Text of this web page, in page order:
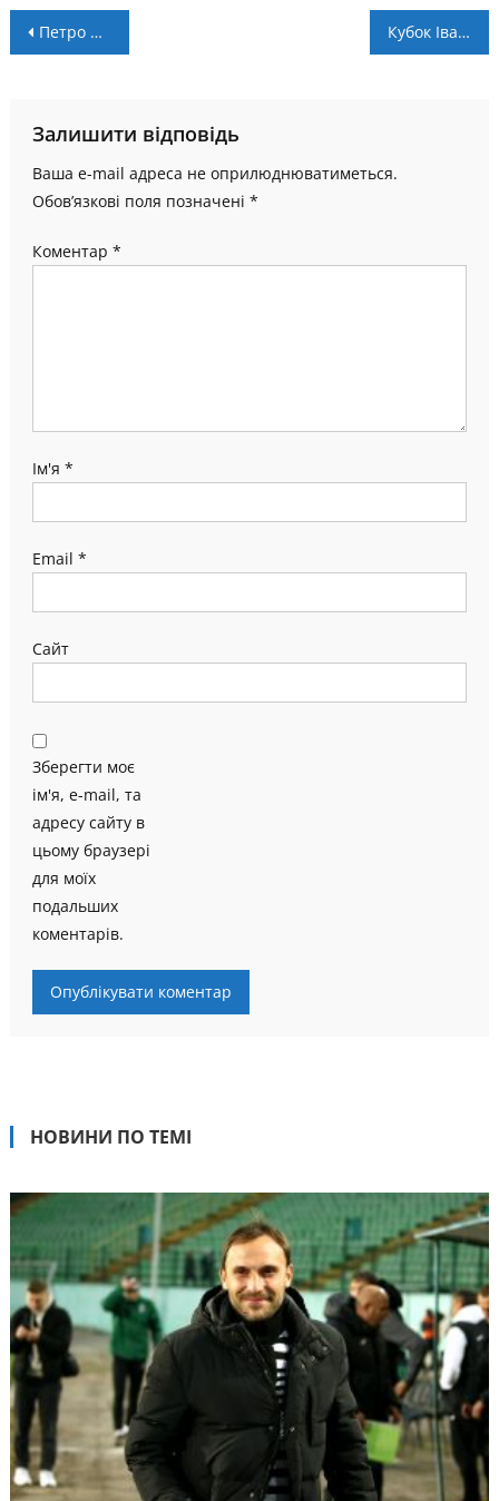
Навігація
Петро Шотурма: «Ми положимо душу й тіло, щоб потрапити до фіналу» Кубок Івано-Франківського району: визначено пари стартових раундів
Залишити відповідь
Ваша e-mail адреса не оприлюднюватиметься.
Обов’язкові поля позначені *
Коментар *
Ім'я *
Email *
Сайт
Зберегти моє
ім'я, e-mail, та
адресу сайту в
цьому браузері
для моїх
подальших
коментарів.
НОВИНИ ПО ТЕМІ